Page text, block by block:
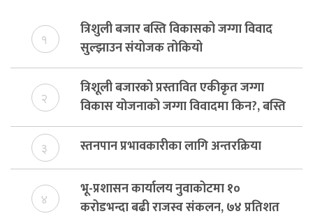
१
त्रिशुली बजार बस्ति विकासको जग्गा विवाद
सुल्झाउन संयोजक तोकियो
२
त्रिशूली बजारको प्रस्तावित एकीकृत जग्गा
विकास योजनाको जग्गा विवादमा किन?, बस्ति
विकास दर्ता नभए समिति विघटन हुने
३ स्तनपान प्रभावकारीका लागि अन्तरक्रिया
४
भू-प्रशासन कार्यालय नुवाकोटमा १०
करोडभन्दा बढी राजस्व संकलन, ७४ प्रतिशत